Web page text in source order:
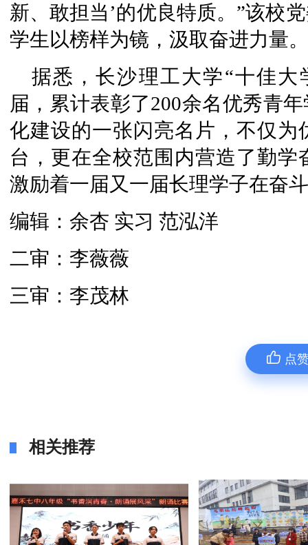
新、敢担当’的优良特质。”该校
学生以榜样为镜，汲取奋进力量。
据悉，长沙理工大学“十佳
届，累计表彰了200余名优秀青
化建设的一张闪亮名片，不仅
台，更在全校范围内营造了勤
激励着一届又一届长理学子在奋
编辑：余杏 实习 范泓洋
二审：李薇薇
三审：李茂林
点
相关推荐